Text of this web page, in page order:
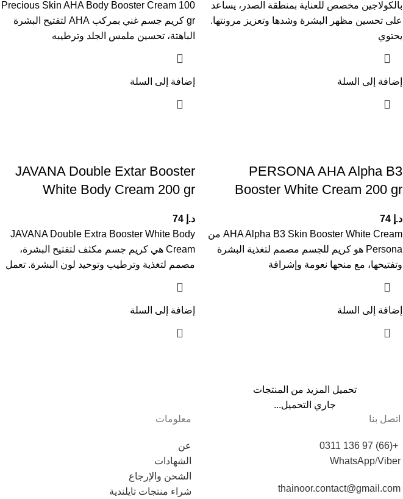
بالكولاجين مخصص للعناية بمنطقة الصدر، يساعد
على تحسين مظهر البشرة وشدها وتعزيز مرونتها.
يحتوي
إضافة إلى السلة
Precious Skin AHA Body Booster Cream 100
gr كريم جسم غني بمركب AHA لتفتيح البشرة
الباهتة، تحسين ملمس الجلد وترطيبه
إضافة إلى السلة
PERSONA AHA Alpha B3
Booster White Cream 200 gr
د.إ
AHA Alpha B3 Skin Booster White Cream من
Persona هو كريم للجسم مصمم لتغذية البشرة
وتفتيحها، مع منحها نعومة وإشراقة
إضافة إلى السلة
JAVANA Double Extar Booster
White Body Cream 200 gr
د.إ
JAVANA Double Extra Booster White Body
Cream هي كريم جسم مكثف لتفتيح البشرة،
مصمم لتغذية وترطيب وتوحيد لون البشرة. تعمل
إضافة إلى السلة
تحميل المزيد من المنتجات
جاري التحميل...
اتصل بنا
+(66) 97 136 0311
WhatsApp/Viber
thainoor.contact@gmail.com
معلومات
عن
الشهادات
الشحن والإرجاع
شراء منتجات تايلندية